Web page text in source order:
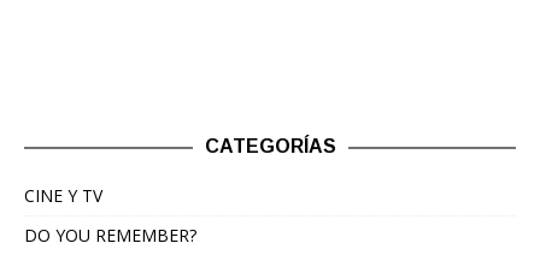
CATEGORÍAS
CINE Y TV
DO YOU REMEMBER?